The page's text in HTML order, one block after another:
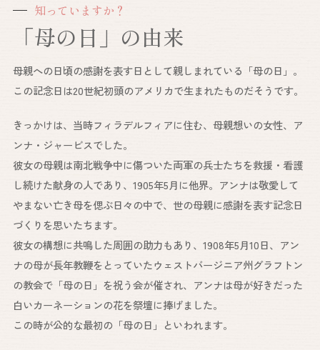
知っていますか？
「母の日」の由来
母親への日頃の感謝を表す日として親しまれている「母の日」。
この記念日は20世紀初頭のアメリカで生まれたものだそうです。
きっかけは、当時フィラデルフィアに住む、母親想いの女性、ア
ンナ・ジャービスでした。
彼女の母親は南北戦争中に傷ついた両軍の兵士たちを救援・看護
し続けた献身の人であり、1905年5月に他界。アンナは敬愛して
やまない亡き母を偲ぶ日々の中で、世の母親に感謝を表す記念日
づくりを思いたちます。
彼女の構想に共鳴した周囲の助力もあり、1908年5月10日、アン
ナの母が長年教鞭をとっていたウェストバージニア州グラフトン
の教会で「母の日」を祝う会が催され、アンナは母が好きだった
白いカーネーションの花を祭壇に捧げました。
この時が公的な最初の「母の日」といわれます。